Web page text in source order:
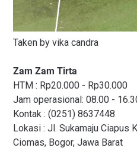
Taken by vika candra
Zam Zam Tirta
HTM : Rp20.000 - Rp30.000
Jam operasional: 08.00 -
Kontak : (0251) 8637448
Lokasi : Jl. Sukamaju Ciapus
Ciomas, Bogor, Jawa Barat